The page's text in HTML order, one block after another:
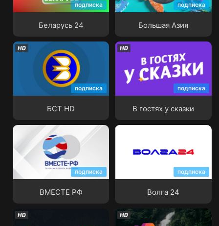
подписка
Беларусь 24
Беларусь 24
подписка
Большая Азия
Большая Азия
подписка
БСТ HD
подписка
В гостях у сказки
подписка
ВМЕСТЕ РФ
ВМЕСТЕ РФ
подписка
Волга 24